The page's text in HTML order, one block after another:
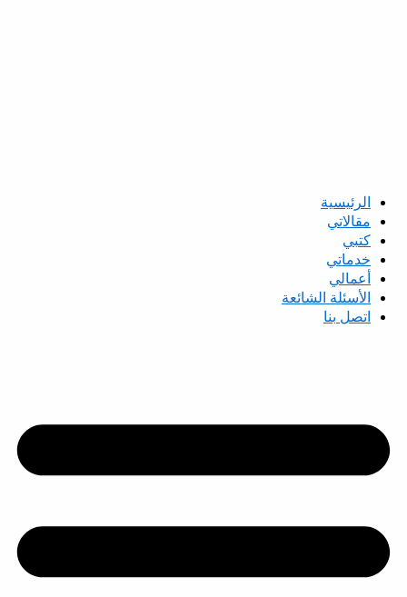
الرئيسية
مقالاتي
كتبي
خدماتي
أعمالي
الأسئلة الشائعة
اتصل بنا